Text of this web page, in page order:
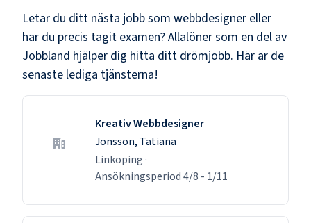
Letar du ditt nästa jobb som webbdesigner eller
har du precis tagit examen? Allalöner som en del av
Jobbland hjälper dig hitta ditt drömjobb. Här är de
senaste lediga tjänsterna!
Kreativ Webbdesigner
Jonsson, Tatiana
Linköping ·
Ansökningsperiod4/8 - 1/11